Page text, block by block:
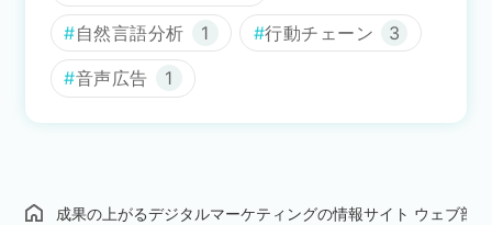
自然言語分析 1 行動チェーン 3
音声広告 1
成果の上がるデジタルマーケティングの情報サイト ウェブ部